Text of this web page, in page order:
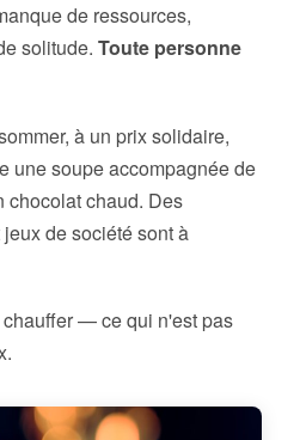
de ressources,
solitude. Toute personne
à un prix solidaire,
une soupe accompagnée de
chocolat chaud. Des
de société sont à
— ce qui n'est pas